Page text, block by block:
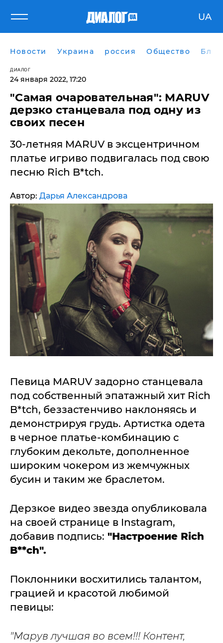
UA
Новости Украина россия Общество
ДИАЛОГ
24 января 2022, 17:20
"Самая очаровательная": MARUV
дерзко станцевала под одну из
своих песен
30-летняя MARUV в эксцентричном
платье игриво подвигалась под свою
песню Rich B*tch.
Автор: Дарья Александрова
Певица MARUV задорно станцевала
под собственный эпатажный хит Rich
B*tch, беззастенчиво наклоняясь и
демонстрируя грудь. Артистка одета
в черное платье-комбинацию с
глубоким декольте, дополненное
широким чокером из жемчужных
бусин и таким же браслетом.
Дерзкое видео звезда опубликовала
на своей странице в Instagram,
добавив подпись: "Настроение Rich
B**ch".
Поклонники восхитились талантом,
грацией и красотой любимой
певицы:
"Марув лучшая во всем!!! Контент,